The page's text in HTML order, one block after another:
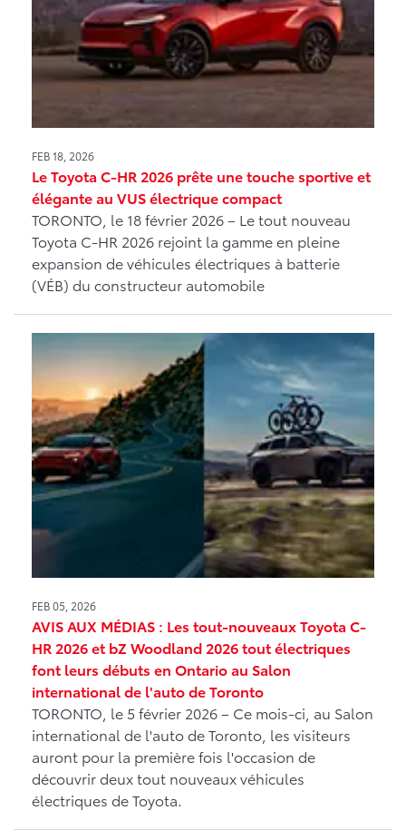
FEB 18, 2026
Le Toyota C-HR 2026 prête une touche sportive et
élégante au VUS électrique compact
TORONTO, le 18 février 2026 – Le tout nouveau
Toyota C-HR 2026 rejoint la gamme en pleine
expansion de véhicules électriques à batterie
(VÉB) du constructeur automobile
FEB 05, 2026
AVIS AUX MÉDIAS : Les tout-nouveaux Toyota C-
HR 2026 et bZ Woodland 2026 tout électriques
font leurs débuts en Ontario au Salon
international de l'auto de Toronto
TORONTO, le 5 février 2026 – Ce mois-ci, au Salon
international de l'auto de Toronto, les visiteurs
auront pour la première fois l'occasion de
découvrir deux tout nouveaux véhicules
électriques de Toyota.